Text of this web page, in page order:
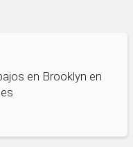
en Brooklyn en